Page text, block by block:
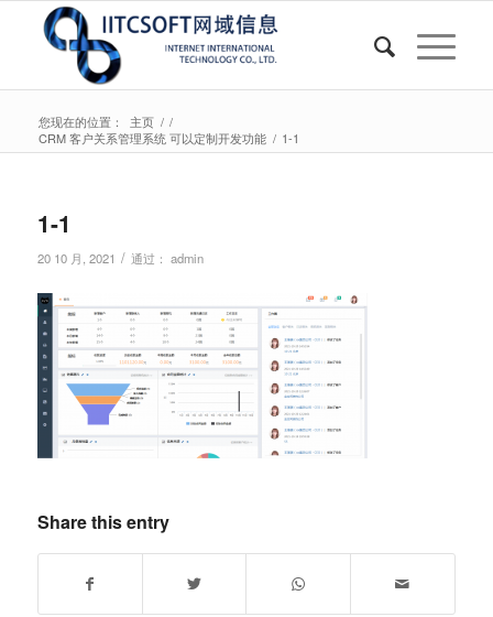
您现在的位置： 主页 / /
CRM 客户关系管理系统 可以定制开发功能 / 1-1
1-1
20 10 月, 2021 / 通过： admin
Share this entry